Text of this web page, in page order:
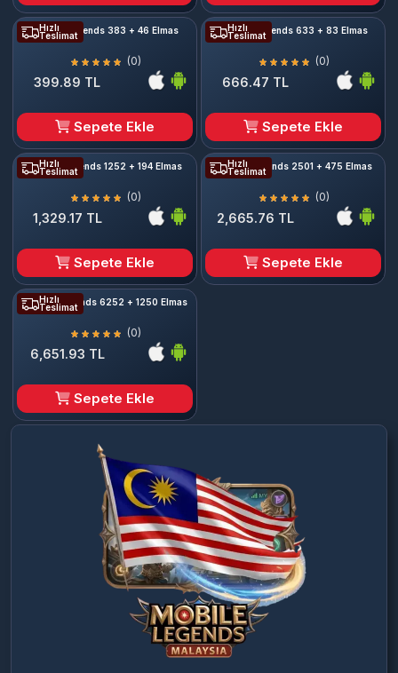
Hızlı
Teslimat
Mobile Legends 383 + 46 Elmas
(0)
399.89 TL
Sepete Ekle
Hızlı
Teslimat
Mobile Legends 633 + 83 Elmas
(0)
666.47 TL
Sepete Ekle
Hızlı
Teslimat
Mobile Legends 1252 + 194 Elmas
(0)
1,329.17 TL
Sepete Ekle
Hızlı
Teslimat Mobile Legends 2501 + 475 Elmas
(0)
2,665.76 TL
Sepete Ekle
Hızlı
Teslimat Mobile Legends 6252 + 1250 Elmas
(0)
6,651.93 TL
Sepete Ekle